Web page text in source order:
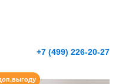
+7 (499) 226-20-27